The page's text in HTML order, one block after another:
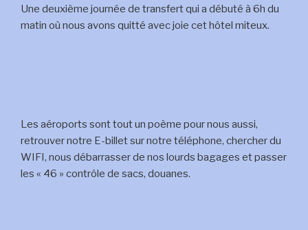
Une deuxième journée de transfert qui a débuté à 6h du
matin où nous avons quitté avec joie cet hôtel miteux.
Les aéroports sont tout un poème pour nous aussi,
retrouver notre E-billet sur notre téléphone, chercher du
WIFI, nous débarrasser de nos lourds bagages et passer
les « 46 » contrôle de sacs, douanes.